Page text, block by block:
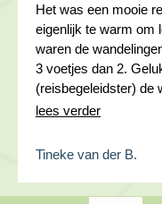
Het was een mooie
eigenlijk te warm om
waren de
3 voetjes dan 2.
(reisbegeleidster) de
lees verder
Tineke van der B.